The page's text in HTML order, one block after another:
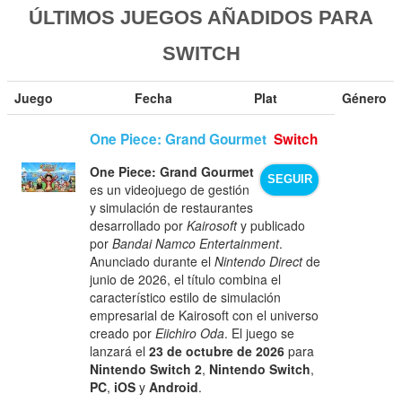
ÚLTIMOS JUEGOS AÑADIDOS PARA
SWITCH
Juego Fecha Plat Género
One Piece: Grand Gourmet Switch
SEGUIR
One Piece: Grand Gourmet
es un videojuego de gestión
y simulación de restaurantes
desarrollado porKairosofty publicado
porBandai Namco Entertainment.
Anunciado durante elNintendo Directde
junio de 2026, el título combina el
característico estilo de simulación
empresarial de Kairosoft con el universo
creado porEiichiro Oda. El juego se
lanzará el23 de octubre de 2026 para
Nintendo Switch 2, Nintendo Switch,
PC, iOS yAndroid.